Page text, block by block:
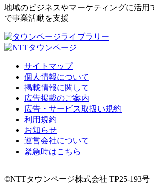
地域のビジネスやマーケティングに活用
で事業活動を支援
サイトマップ
個人情報について
掲載情報に関して
広告掲載のご案内
広告・サービス取扱い規約
利用規約
お知らせ
運営会社について
緊急時はこちら
©NTTタウンページ株式会社 TP25-193号